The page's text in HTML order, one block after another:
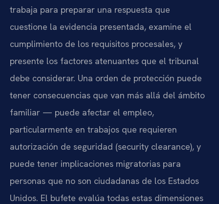
trabaja para preparar una respuesta que
cuestione la evidencia presentada, examine el
cumplimiento de los requisitos procesales, y
presente los factores atenuantes que el tribunal
debe considerar. Una orden de protección puede
tener consecuencias que van más allá del ámbito
familiar — puede afectar el empleo,
particularmente en trabajos que requieren
autorización de seguridad (security clearance), y
puede tener implicaciones migratorias para
personas que no son ciudadanas de los Estados
Unidos. El bufete evalúa todas estas dimensiones